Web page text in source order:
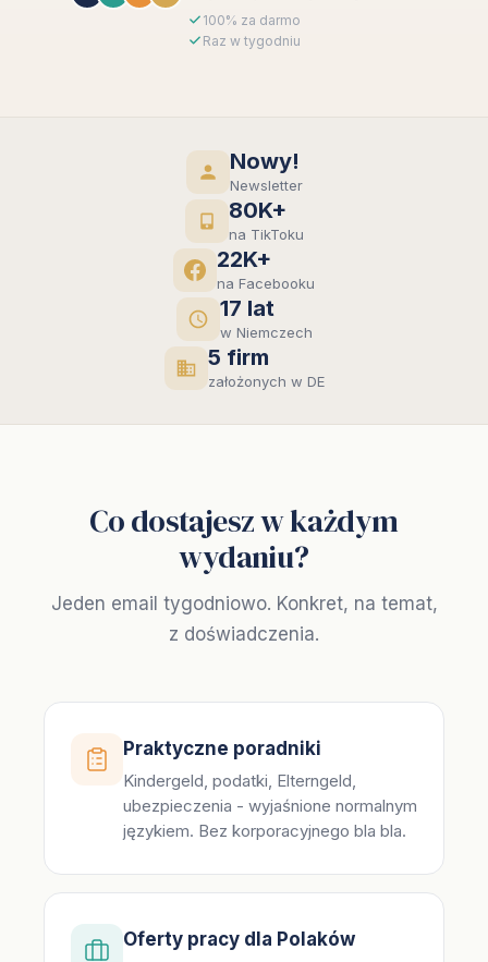
100% za darmo
Raz w tygodniu
Nowy!
Newsletter
80K+
na TikToku
22K+
na Facebooku
17 lat
w Niemczech
5 firm
założonych w DE
Co dostajesz w każdym
wydaniu?
Jeden email tygodniowo. Konkret, na temat,
z doświadczenia.
Praktyczne poradniki
Kindergeld, podatki, Elterngeld,
ubezpieczenia - wyjaśnione normalnym
językiem. Bez korporacyjnego bla bla.
Oferty pracy dla Polaków